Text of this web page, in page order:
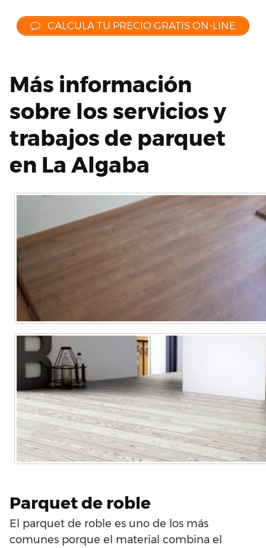
CALCULA TU PRECIO GRATIS ON-LINE
Más información
sobre los servicios y
trabajos de parquet
en La Algaba
Parquet de roble
El parquet de roble es uno de los más
comunes porque el material combina el